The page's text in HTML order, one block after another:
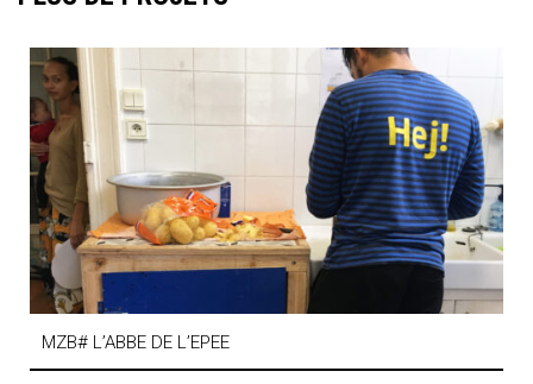
MZB# L’ABBE DE L’EPEE